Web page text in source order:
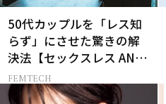
50代カップルを「レス知
らず」にさせた驚きの解
決法【セックスレス AND
THE CITY -女たちの告
白-】
FEMTECH